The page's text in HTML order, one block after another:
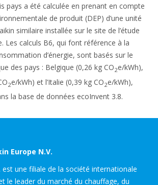
pays a été calculée en prenant en compte
de produit (DEP) d’une unité
similaire installée sur le site de l’étude
Les calculs B6, qui font référence à la
d’énergie, sont basés sur le
des pays : Belgique (0,26 kg CO2e/kWh),
2e/kWh) et l’Italie (0,39 kg CO2e/kWh),
la base de données ecoInvent 3.8.
Europe N.V.
est une filiale de la société internationale
le leader du marché du chauffage, du